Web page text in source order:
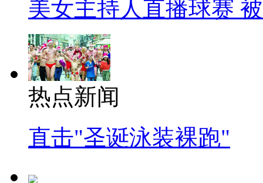
美女主持人直播球赛
热点新闻
直击"圣诞泳装裸跑"